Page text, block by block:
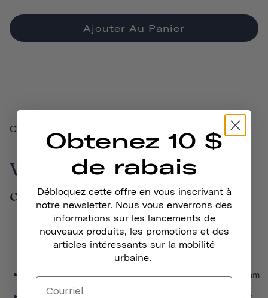
Ajouter Au Panier
CARTE CADEAU
Vous choisissez le montant, ils
choisissent leur cadeau idéal.
Valable sur les achats effectués sur explorethousand.com
Obtenez 10 $
de rabais
Débloquez cette offre en vous inscrivant à
notre newsletter. Nous vous enverrons des
informations sur les lancements de
nouveaux produits, les promotions et des
articles intéressants sur la mobilité
urbaine.